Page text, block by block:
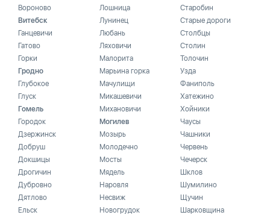
Вороново
Витебск
Ганцевичи
Гатово
Горки
Гродно
Глубокое
Глуск
Гомель
Городок
Дзержинск
Добруш
Докшицы
Дрогичин
Дубровно
Дятлово
Ельск
Лошница
Лунинец
Любань
Ляховичи
Малорита
Марьина горка
Мачулищи
Микашевичи
Михановичи
Могилев
Мозырь
Молодечно
Мосты
Мядель
Наровля
Несвиж
Новогрудок
Старобин
Старые дороги
Столбцы
Столин
Толочин
Узда
Фаниполь
Хатежино
Хойники
Чаусы
Чашники
Червень
Чечерск
Шклов
Шумилино
Щучин
Шарковщина